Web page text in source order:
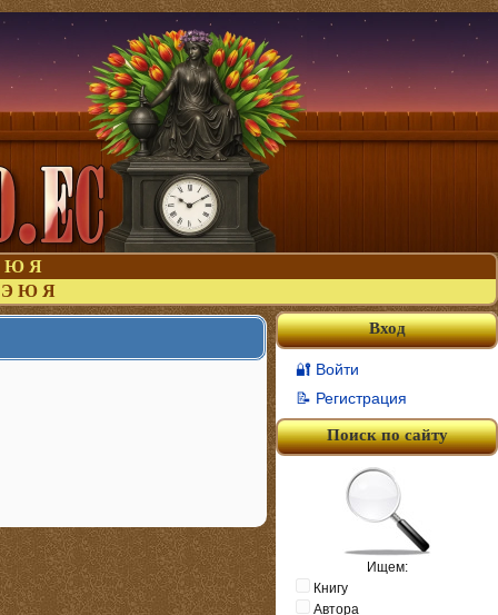
Ю Я
Э Ю Я
Вход
🔐 Войти
📝 Регистрация
Поиск по сайту
Ищем:
Книгу
Автора